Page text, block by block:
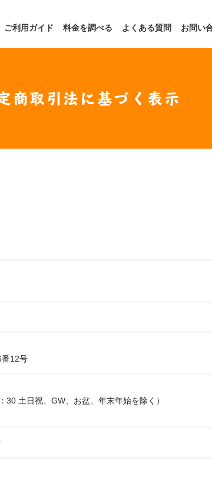
ご利用ガイド 料金を調べる よくある質問 お問い
商取引法に基づく表示
12号
30 土日祝、GW、お盆、年末年始を除く）